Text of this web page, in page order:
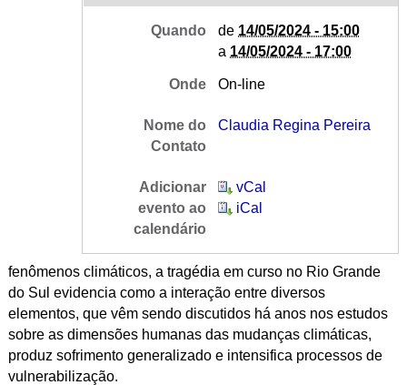
Quando de 14/05/2024 - 15:00
a 14/05/2024 - 17:00
Onde On-line
Nome do
Contato
Claudia Regina Pereira
Adicionar
evento ao
calendário
vCal
iCal
fenômenos climáticos, a tragédia em curso no Rio Grande
do Sul evidencia como a interação entre diversos
elementos, que vêm sendo discutidos há anos nos estudos
sobre as dimensões humanas das mudanças climáticas,
produz sofrimento generalizado e intensifica processos de
vulnerabilização.